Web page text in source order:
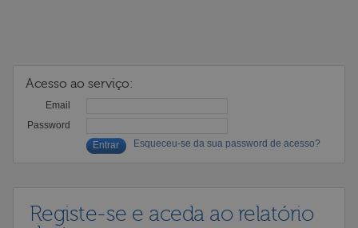
Acesso ao serviço:
Email
Password
Esqueceu-se da sua password de acesso?
Registe-se e aceda ao relatório